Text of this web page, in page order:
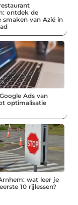
ontdek de
smaken van Azië in
Ads van
optimalisatie
wat leer je
10 rijlessen?